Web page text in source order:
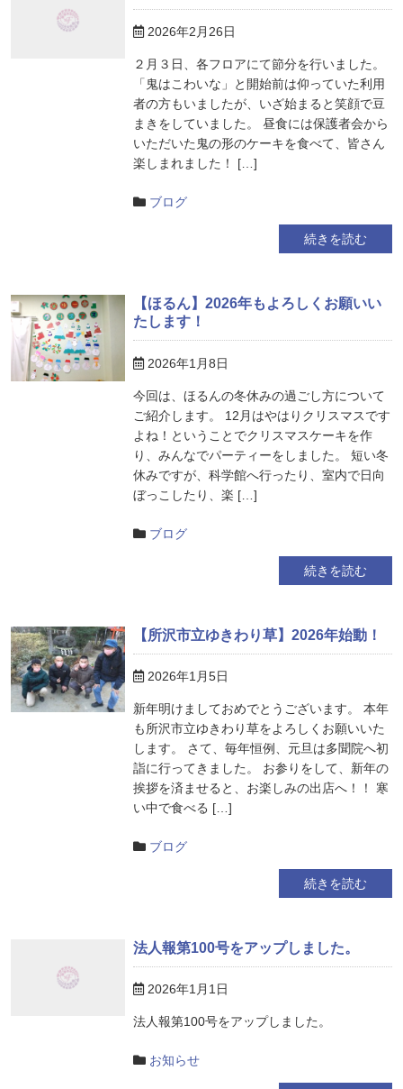
2026年2月26日
２月３日、各フロアにて節分を行いました。
「鬼はこわいな」と開始前は仰っていた利用
者の方もいましたが、いざ始まると笑顔で豆
まきをしていました。 昼食には保護者会から
いただいた鬼の形のケーキを食べて、皆さん
楽しまれました！ […]
ブログ
続きを読む
【ほるん】2026年もよろしくお願いい
たします！
2026年1月8日
今回は、ほるんの冬休みの過ごし方について
ご紹介します。 12月はやはりクリスマスです
よね！ということでクリスマスケーキを作
り、みんなでパーティーをしました。 短い冬
休みですが、科学館へ行ったり、室内で日向
ぼっこしたり、楽 […]
ブログ
続きを読む
【所沢市立ゆきわり草】2026年始動！
2026年1月5日
新年明けましておめでとうございます。 本年
も所沢市立ゆきわり草をよろしくお願いいた
します。 さて、毎年恒例、元旦は多聞院へ初
詣に行ってきました。 お参りをして、新年の
挨拶を済ませると、お楽しみの出店へ！！ 寒
い中で食べる […]
ブログ
続きを読む
法人報第100号をアップしました。
2026年1月1日
法人報第100号をアップしました。
お知らせ